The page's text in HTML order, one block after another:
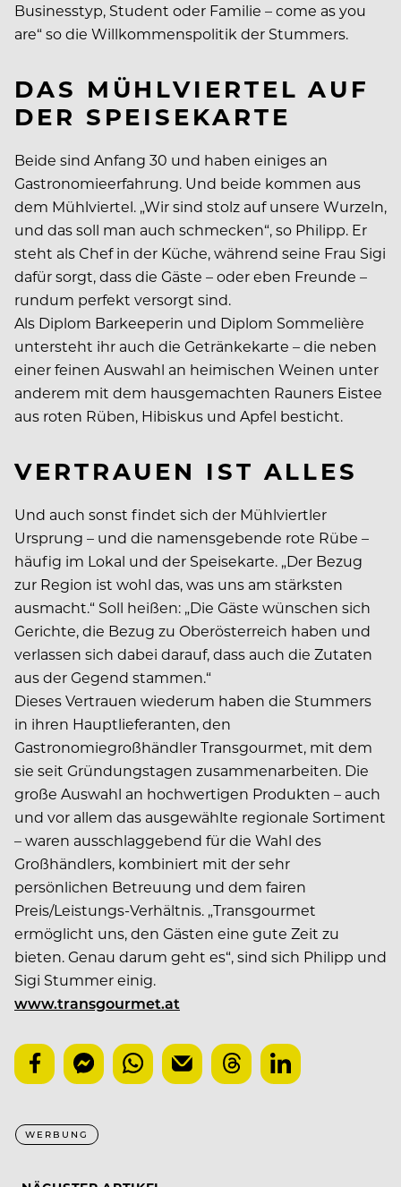
Businesstyp, Student oder Familie – come as you
are“ so die Willkommenspolitik der Stummers.
DAS MÜHLVIERTEL AUF
DER SPEISEKARTE
Beide sind Anfang 30 und haben einiges an
Gastronomieerfahrung. Und beide kommen aus
dem Mühlviertel. „Wir sind stolz auf unsere Wurzeln,
und das soll man auch schmecken“, so Philipp. Er
steht als Chef in der Küche, während seine Frau Sigi
dafür sorgt, dass die Gäste – oder eben Freunde –
rundum perfekt versorgt sind.
Als Diplom Barkeeperin und Diplom Sommelière
untersteht ihr auch die Getränkekarte – die neben
einer feinen Auswahl an heimischen Weinen unter
anderem mit dem hausgemachten Rauners Eistee
aus roten Rüben, Hibiskus und Apfel besticht.
VERTRAUEN IST ALLES
Und auch sonst findet sich der Mühlviertler
Ursprung – und die namensgebende rote Rübe –
häufig im Lokal und der Speisekarte. „Der Bezug
zur Region ist wohl das, was uns am stärksten
ausmacht.“ Soll heißen: „Die Gäste wünschen sich
Gerichte, die Bezug zu Oberösterreich haben und
verlassen sich dabei darauf, dass auch die Zutaten
aus der Gegend stammen.“
Dieses Vertrauen wiederum haben die Stummers
in ihren Hauptlieferanten, den
Gastronomiegroßhändler Transgourmet, mit dem
sie seit Gründungstagen zusammenarbeiten. Die
große Auswahl an hochwertigen Produkten – auch
und vor allem das ausgewählte regionale Sortiment
– waren ausschlaggebend für die Wahl des
Großhändlers, kombiniert mit der sehr
persönlichen Betreuung und dem fairen
Preis/Leistungs-Verhältnis. „Transgourmet
ermöglicht uns, den Gästen eine gute Zeit zu
bieten. Genau darum geht es“, sind sich Philipp und
Sigi Stummer einig.
www.transgourmet.at
WERBUNG